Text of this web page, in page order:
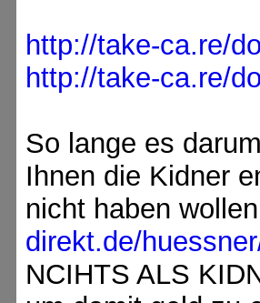
http://take-ca.re/
http://take-ca.re/
So lange es
Ihnen die Kidner
nicht haben
direkt.de/
NCIHTS ALS